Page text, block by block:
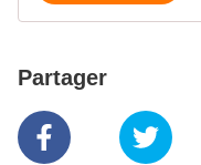
Partager